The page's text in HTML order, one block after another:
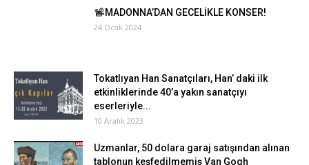
MADONNA’DAN GECELİKLE KONSER!
24 Ocak 2024
Tokatlıyan Han Sanatçıları, Han’ daki ilk
etkinliklerinde 40’a yakın sanatçıyı
eserleriyle...
10 Aralık 2023
Uzmanlar, 50 dolara garaj satışından alınan
tablonun keşfedilmemiş Van Gogh